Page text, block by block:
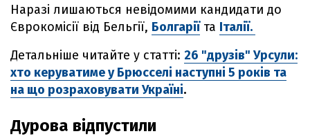
Наразі лишаються невідомими кандидати до
Єврокомісії від Бельгії, Болгаріїта Італії.
Детальніше читайте у статті: 26 "друзів" Урсули:
хто керуватиме у Брюсселі наступні 5 років та
на що розраховувати Україні.
Дурова відпустили